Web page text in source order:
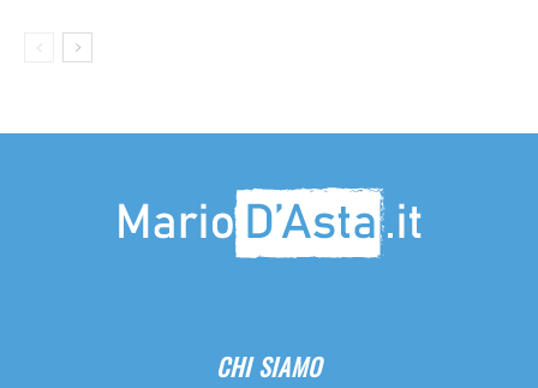
CHI SIAMO